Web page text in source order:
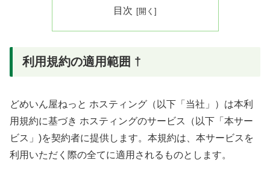
目次
利用規約の適用範囲 †
どめいん屋ねっと ホスティング（以下「当社」）は本利
用規約に基づき ホスティングのサービス（以下「本サー
ビス」)を契約者に提供します。本規約は、本サービスを
利用いただく際の全てに適用されるものとします。